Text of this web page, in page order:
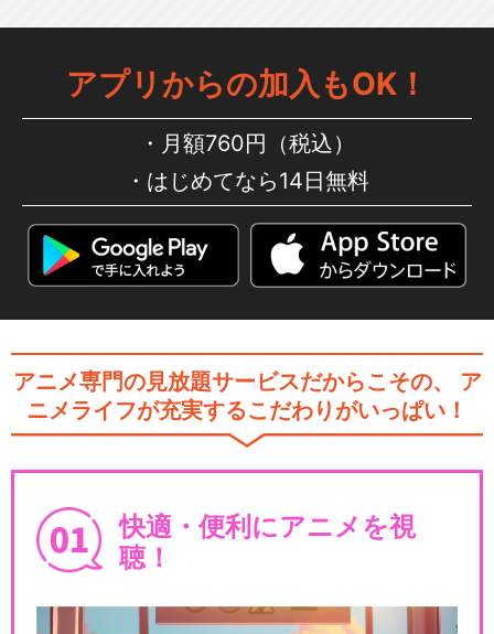
アプリからの加入もOK！
月額760円（税込）
はじめてなら14日無料
アニメ専門の見放題サービスだからこその、
ア
ニメライフが充実するこだわりがいっぱい！
快適・便利にアニメを視
聴！